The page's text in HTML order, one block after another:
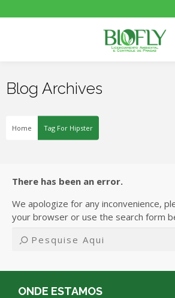
Blog Archives
Home Tag For Hipster
There has been an error.
We apologize for any inconvenience,
your browser or use the search form
ONDE ESTAMOS